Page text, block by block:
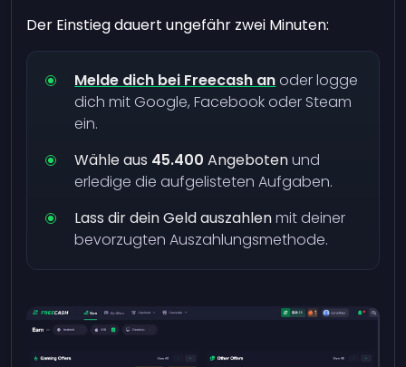
Der Einstieg dauert ungefähr zwei Minuten:
Melde dich bei Freecash an oder logge
dich mit Google, Facebook oder Steam
ein.
Wähle aus 45.400 Angebotenund
erledige die aufgelisteten Aufgaben.
Lass dir dein Geld auszahlenmit deiner
bevorzugten Auszahlungsmethode.